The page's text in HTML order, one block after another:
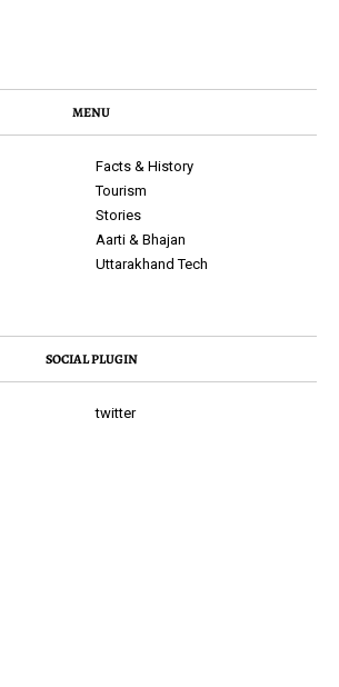
MENU
Facts & History
Tourism
Stories
Aarti & Bhajan
Uttarakhand Tech
SOCIAL PLUGIN
twitter